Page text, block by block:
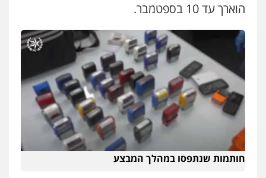
הוארך עד 10 בספטמבר.
חותמות שנתפסו במהלך המבצע